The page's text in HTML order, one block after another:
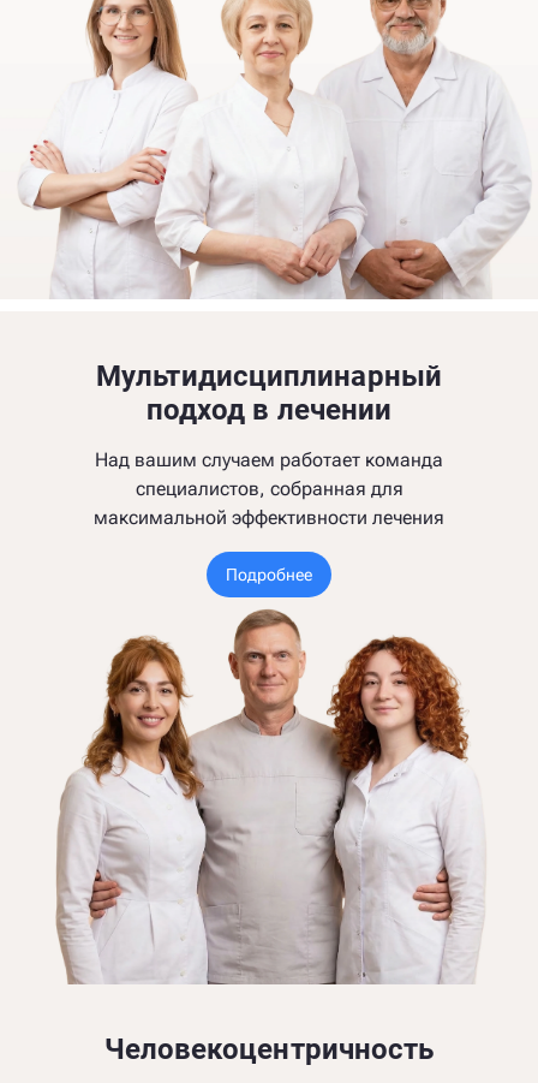
Мультидисциплинарный
подход в лечении
Над вашим случаем работает команда
специалистов, собранная для
максимальной эффективности лечения
Подробнее
Человекоцентричность